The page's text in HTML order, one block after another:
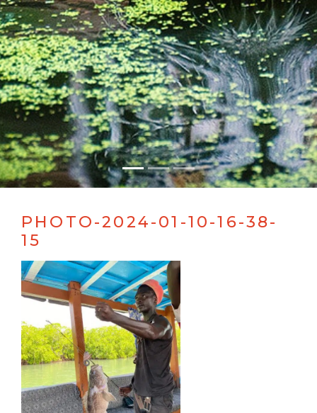
PHOTO-2024-01-10-16-38-
15